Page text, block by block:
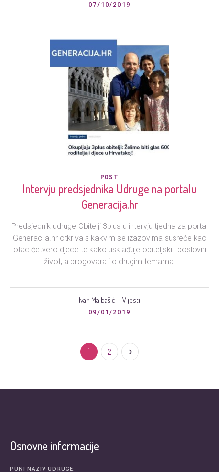
07/10/2019
POST
Intervju predsjednika Udruge na portalu
Generacija.hr
Predsjednik udruge Obitelji 3plus u intervju tjedna za portal
Generacija.hr otkriva s kakvim se izazovima susreće kao
otac četvero djece te kako usklađuje obiteljski i poslovni
život, a progovara i o drugim temama.
Ivan Malbašić Vijesti
09/01/2019
1 2
Osnovne informacije
PUNI NAZIV UDRUGE: